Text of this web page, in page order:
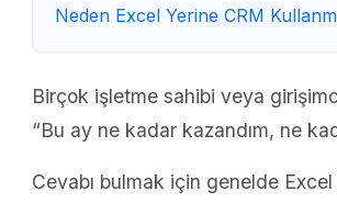
Neden Excel Yerine CRM
Birçok işletme sahibi veya
“Bu ay ne kadar kazandım, ne
Cevabı bulmak için genelde Excel